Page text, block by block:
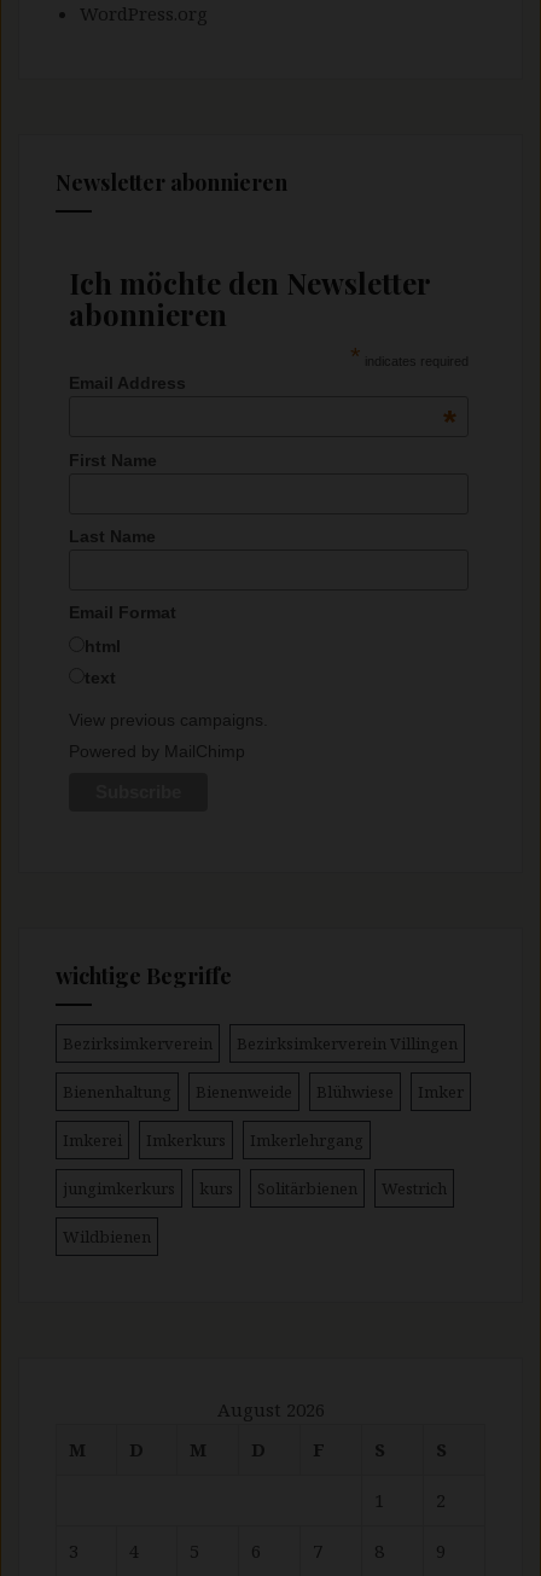
WordPress.org
Newsletter abonnieren
Ich möchte den Newsletter
abonnieren
* indicates required
Email Address
*
First Name
Last Name
Email Format
html
text
View previous campaigns.
Powered by MailChimp
wichtige Begriffe
Bezirksimkerverein Bezirksimkerverein Villingen
Bienenhaltung Bienenweide Blühwiese Imker
Imkerei Imkerkurs Imkerlehrgang
jungimkerkurs kurs Solitärbienen Westrich
Wildbienen
August 2026
M
D M D F S S
1 2
3 4 5 6 7 8 9